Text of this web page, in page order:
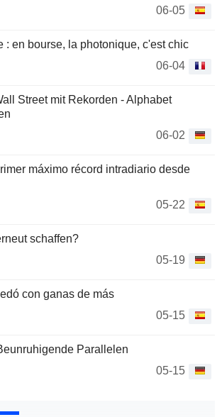
06-05
: en bourse, la photonique, c'est chic
06-04
Street mit Rekorden - Alphabet
06-02
máximo récord intradiario desde
05-22
schaffen?
05-19
con ganas de más
05-15
Parallelen
05-15